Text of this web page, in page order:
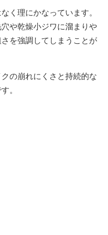
く理にかなっています。
や乾燥小ジワに溜まりや
を強調してしまうことが
の崩れにくさと持続的な
。